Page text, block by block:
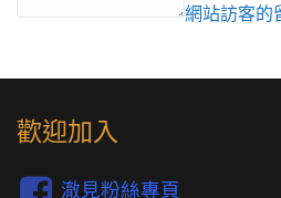
網站訪客的
歡迎加入
澈見粉絲專頁